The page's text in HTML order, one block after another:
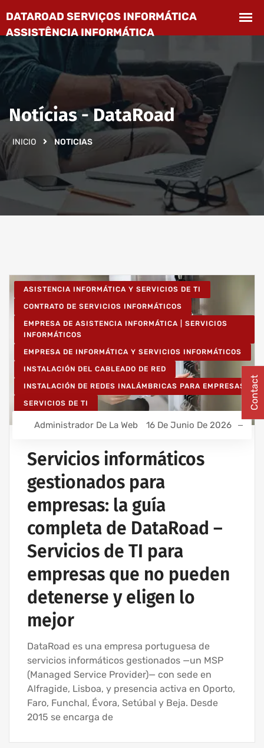
Notícias - DataRoad
INICIO NOTICIAS
ASISTENCIA INFORMÁTICA Y SERVICIOS DE TI
CONTRATO DE SERVICIOS INFORMÁTICOS
EMPRESA DE ASISTENCIA INFORMÁTICA | SERVICIOS
INFORMÁTICOS
EMPRESA DE INFORMÁTICA Y SERVICIOS INFORMÁTICOS
INSTALACIÓN DEL CABLEADO DE RED
INSTALACIÓN DE REDES INALÁMBRICAS PARA EMPRESAS
SERVICIOS DE TI
Administrador De La Web 16 De Junio De 2026
Servicios informáticos
gestionados para
empresas: la guía
completa de DataRoad –
Servicios de TI para
empresas que no pueden
detenerse y eligen lo
mejor
DataRoad es una empresa portuguesa de
servicios informáticos gestionados —un MSP
(Managed Service Provider)— con sede en
Alfragide, Lisboa, y presencia activa en Oporto,
Faro, Funchal, Évora, Setúbal y Beja. Desde
2015 se encarga de
Contact